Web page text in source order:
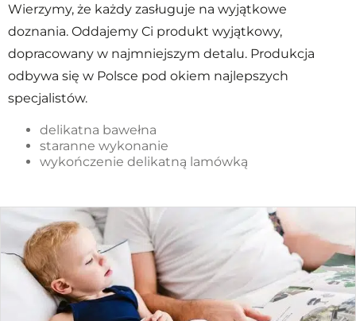
Wierzymy, że każdy zasługuje na wyjątkowe
doznania. Oddajemy Ci produkt wyjątkowy,
dopracowany w najmniejszym detalu. Produkcja
odbywa się w Polsce pod okiem najlepszych
specjalistów.
delikatna bawełna
staranne wykonanie
wykończenie delikatną lamówką